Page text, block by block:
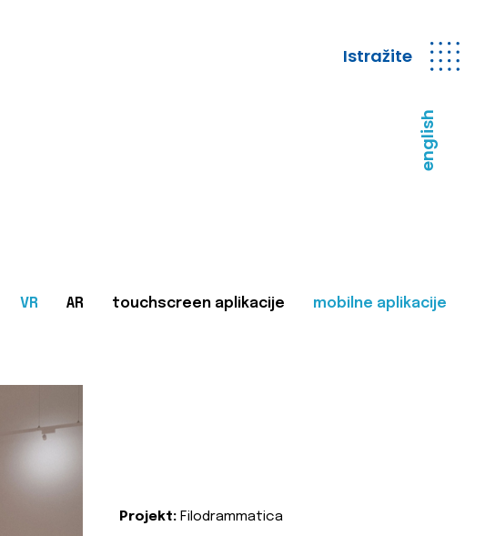
Istražite
english
VR AR touchscreen aplikacije mobilne aplikacije
Projekt: Filodrammatica